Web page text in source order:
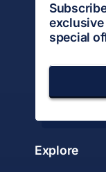
exclusive
special
Explore